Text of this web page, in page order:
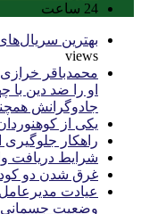
24 ساعت
بهترین سریال‌های
views
محمدباقر
او را ضد دین با
جادوگرانش
یکی از
راهکار
شرایط دریافت وام
غرق شدن دو
عیادت
وضعیت جسمانی